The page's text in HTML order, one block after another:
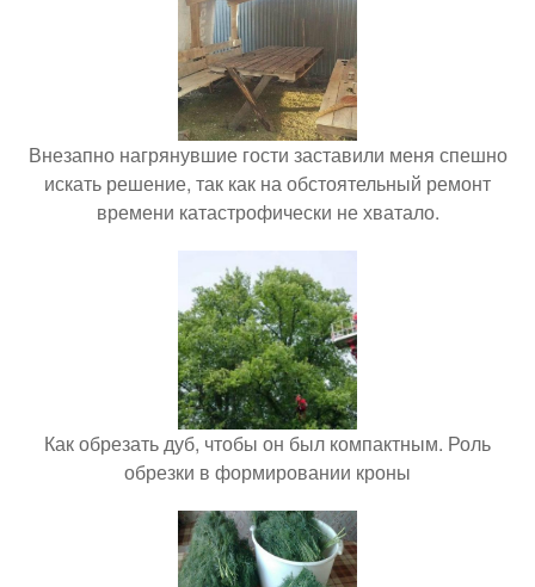
Внезапно нагрянувшие гости заставили меня спешно
искать решение, так как на обстоятельный ремонт
времени катастрофически не хватало.
Как обрезать дуб, чтобы он был компактным. Роль
обрезки в формировании кроны